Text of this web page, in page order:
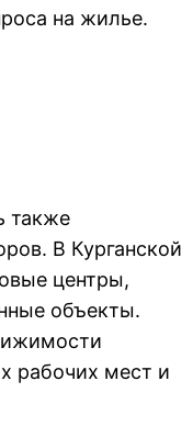
на жилье.
также
В Курганской
центры,
объекты.
рабочих мест и